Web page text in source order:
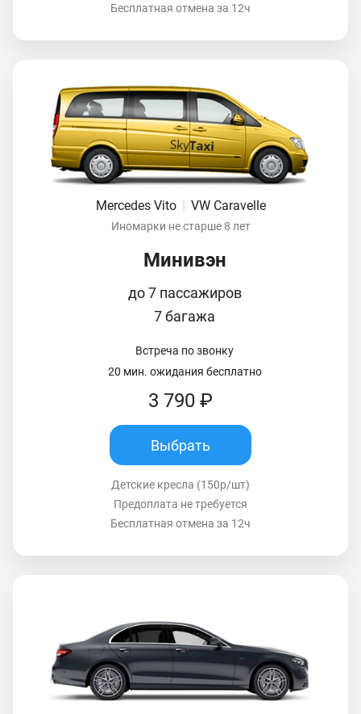
Бесплатная отмена за 12ч
Mercedes Vito VW Caravelle
Иномарки не старше 8 лет
Минивэн
до 7 пассажиров
7 багажа
Встреча по звонку
20 мин. ожидания бесплатно
3 790 ₽
Выбрать
Детские кресла (150р/шт)
Предоплата не требуется
Бесплатная отмена за 12ч